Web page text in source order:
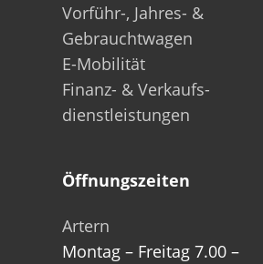
Vorführ-, Jahres- &
Gebrauchtwagen
E-Mobilität
Finanz- & Verkaufs­-
dienstleistungen
Öffnungszeiten
Artern
Montag – Freitag 7.00 –